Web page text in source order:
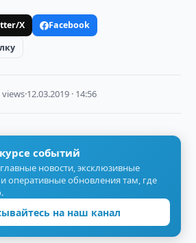
X
Facebook
·12.03.2019 · 14:56
событий
новости, эксклюзивные
оперативные обновления там, где
на наш канал